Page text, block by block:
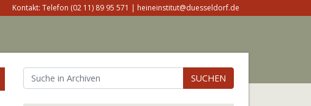
Kontakt: Telefon (02 11) 89 95 571 | heineinstitut@duesseldorf.de
SUCHEN